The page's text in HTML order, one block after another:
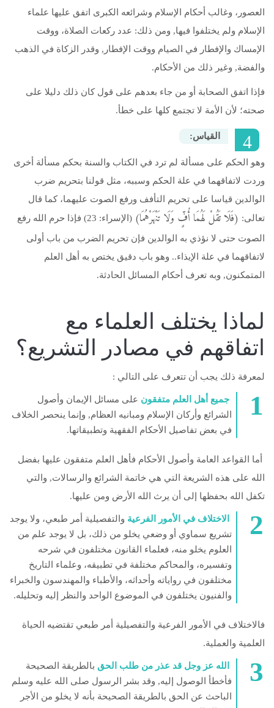
العصور، وغالب أحكام الإسلام وشرائعه الكبرى اتفق عليها علماء
الإسلام ولم يختلفوا فيها, ومن ذلك: عدد ركعات الصلاة، ووقت
الإمساك والإفطار في الصيام ووقت الإفطار, وقدر الزكاة في الذهب
والفضة, وغير ذلك من الأحكام.
فإذا اتفق الصحابة أو من جاء بعدهم على قول كان ذلك دليلا على
صحته؛ لأن الأمة لا تجتمع كلها على خطأ.
القياس‭: ‬
وهو الحكم على مسألة لم ترد في الكتاب والسنة بحكم مسألة أخرى
وردت لاتفاقهما في علة الحكم وسببه، مثل قولنا بتحريم ضرب
الوالدين قياسا على تحريم التأفف ورفع الصوت عليهما، كما قال
تعالى: (فَلَا تَقُلْ لَهُمَا أُفٍّ وَلَا تَنْهَرْهُمَا) (الإسراء: 23) فإذا حرم الله رفع
الصوت حتى لا نؤذي به الوالدين فإن تحريم الضرب من باب أولى
لاتفاقهما في علة الإيذاء.. وهو باب دقيق يختص به أهل العلم
المتمكنون, وبه تعرف أحكام المسائل الحادثة.
‬اتفاقهم‭ ‬في‭ ‬مصادر‭ ‬التشريع؟
لمعرفة ذلك يجب أن تتعرف على التالي :
جميع أهل العلم متفقون على مسائل الإيمان وأصول
الشرائع وأركان الإسلام ومبانيه العظام, وإنما ينحصر الخلاف
في بعض تفاصيل الأحكام الفقهية وتطبيقاتها.
أما القواعد العامة وأصول الأحكام فأهل العلم متفقون عليها بفضل
الله على هذه الشريعة التي هي خاتمة الشرائع والرسالات, والتي
تكفل الله بحفظها إلى أن يرث الله الأرض ومن عليها.
الاختلاف في الأمور الفرعية والتفصيلية أمر طبعي، ولا يوجد
تشريع سماوي أو وضعي يخلو من ذلك، بل لا يوجد علم من
العلوم يخلو منه، فعلماء القانون مختلفون في شرحه
وتفسيره، والمحاكم مختلفة في تطبيقه، وعلماء التاريخ
مختلفون في رواياته وأحداثه، والأطباء والمهندسون والخبراء
والفنيون يختلفون في الموضوع الواحد والنظر إليه وتحليله.
فالاختلاف في الأمور الفرعية والتفصيلية أمر طبعي تقتضيه الحياة
العلمية والعملية.
الله عز وجل قد عذر من طلب الحق بالطريقة الصحيحة
فأخطأ الوصول إليه, وقد بشر الرسول صلى الله عليه وسلم
الباحث عن الحق بالطريقة الصحيحة بأنه لا يخلو من الأجر